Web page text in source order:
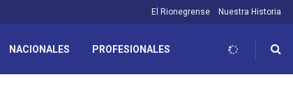
El Rionegrense Nuestra Historia
NACIONALES PROFESIONALES